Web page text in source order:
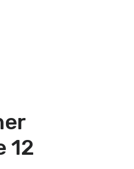
12